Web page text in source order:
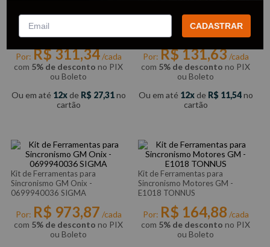
Extrator e Instalador da Bucha
da Suspensão Traseira do Celta
e Corsa - RAVEN
Por: R$311,34/cada
com 5% de desconto no PIX
ou Boleto
Ou em até 12 de R$ 27,31no
cartão
Ferramenta para Sincronizar
Árvores de Comando de
Válvulas Motor 2.8 Turbo Diesel
Por: R$131,63 /cada
com 5% de desconto no PIX
ou Boleto
Ou em até 12 de R$ 11,54no
cartão
Kit de Ferramentas para
Sincronismo GM Onix -
0699940036 SIGMA
Por: R$ 973,87 /cada
com 5% de desconto no PIX
ou Boleto
Kit de Ferramentas para
Sincronismo Motores GM -
E1018 TONNUS
Por: R$ 164,88 /cada
com 5% de desconto no PIX
ou Boleto
CADASTRAR